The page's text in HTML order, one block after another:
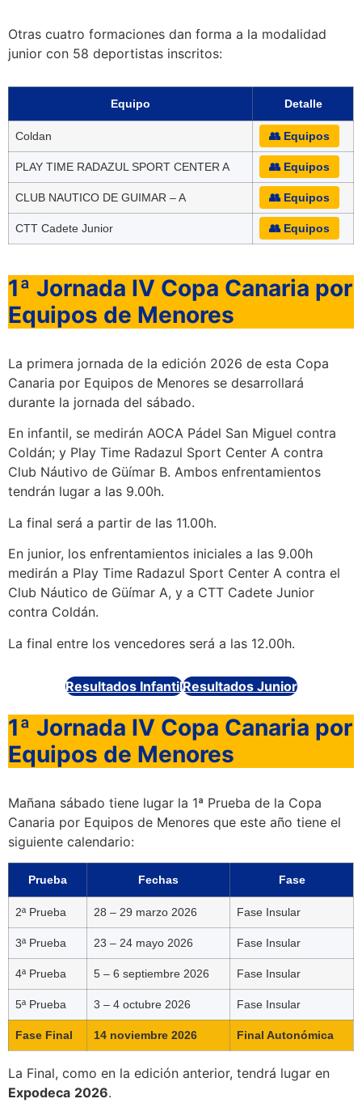
Otras cuatro formaciones dan forma a la modalidad
junior con 58 deportistas inscritos:
Equipo Detalle
Coldan 👥 Equipos
PLAY TIME RADAZUL SPORT CENTER A 👥 Equipos
CLUB NAUTICO DE GUIMAR – A 👥 Equipos
CTT Cadete Junior 👥 Equipos
1ª Jornada IV Copa Canaria por
Equipos de Menores
La primera jornada de la edición 2026 de esta Copa
Canaria por Equipos de Menores se desarrollará
durante la jornada del sábado.
En infantil, se medirán AOCA Pádel San Miguel contra
Coldán; y Play Time Radazul Sport Center A contra
Club Náutivo de Güímar B. Ambos enfrentamientos
tendrán lugar a las 9.00h.
La final será a partir de las 11.00h.
En junior, los enfrentamientos iniciales a las 9.00h
medirán a Play Time Radazul Sport Center A contra el
Club Náutico de Güímar A, y a CTT Cadete Junior
contra Coldán.
La final entre los vencedores será a las 12.00h.
Resultados InfantilResultados Junior
1ª Jornada IV Copa Canaria por
Equipos de Menores
Mañana sábado tiene lugar la 1ª Prueba de la Copa
Canaria por Equipos de Menores que este año tiene el
siguiente calendario:
Prueba Fechas Fase
2ª Prueba 28 – 29 marzo 2026 Fase Insular
3ª Prueba 23 – 24 mayo 2026 Fase Insular
4ª Prueba 5 – 6 septiembre 2026 Fase Insular
5ª Prueba 3 – 4 octubre 2026 Fase Insular
Fase Final 14 noviembre 2026 Final Autonómica
La Final, como en la edición anterior, tendrá lugar en
Expodeca 2026.